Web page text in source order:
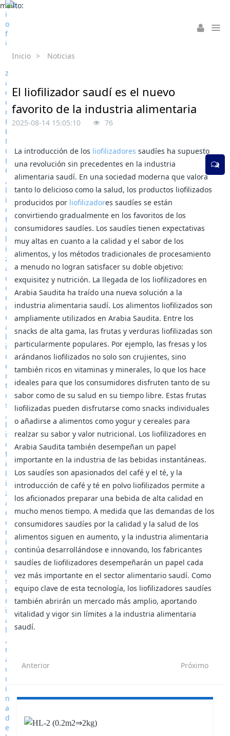
mailto:
Inicio > Noticias
El liofilizador saudí es el nuevo
favorito de la industria alimentaria
2025-08-14 15:05:10 76
La introducción de los liofilizadores saudíes ha supuesto
una revolución sin precedentes en la industria
alimentaria saudí. En una sociedad moderna que valora
tanto lo delicioso como la salud, los productos liofilizados
producidos por liofilizadores saudíes se están
convirtiendo gradualmente en los favoritos de los
consumidores saudíes. Los saudíes tienen expectativas
muy altas en cuanto a la calidad y el sabor de los
alimentos, y los métodos tradicionales de procesamiento
a menudo no logran satisfacer su doble objetivo:
exquisitez y nutrición. La llegada de los liofilizadores en
Arabia Saudita ha traído una nueva solución a la
industria alimentaria saudí. Los alimentos liofilizados son
ampliamente utilizados en Arabia Saudita. Entre los
snacks de alta gama, las frutas y verduras liofilizadas son
particularmente populares. Por ejemplo, las fresas y los
arándanos liofilizados no solo son crujientes, sino
también ricos en vitaminas y minerales, lo que los hace
ideales para que los consumidores disfruten tanto de su
sabor como de su salud en su tiempo libre. Estas frutas
liofilizadas pueden disfrutarse como snacks individuales
o añadirse a alimentos como yogur y cereales para
realzar su sabor y valor nutricional. Los liofilizadores en
Arabia Saudita también desempeñan un papel
importante en la industria de las bebidas instantáneas.
Los saudíes son apasionados del café y el té, y la
introducción de café y té en polvo liofilizados permite a
los aficionados preparar una bebida de alta calidad en
mucho menos tiempo. A medida que las demandas de los
consumidores saudíes por la calidad y la salud de los
alimentos siguen en aumento, y la industria alimentaria
continúa desarrollándose e innovando, los fabricantes
saudíes de liofilizadores desempeñarán un papel cada
vez más importante en el sector alimentario saudí. Como
equipo clave de esta tecnología, los liofilizadores saudíes
también abrirán un mercado más amplio, aportando
vitalidad y vigor sin límites a la industria alimentaria
saudí.
Anterior Próximo